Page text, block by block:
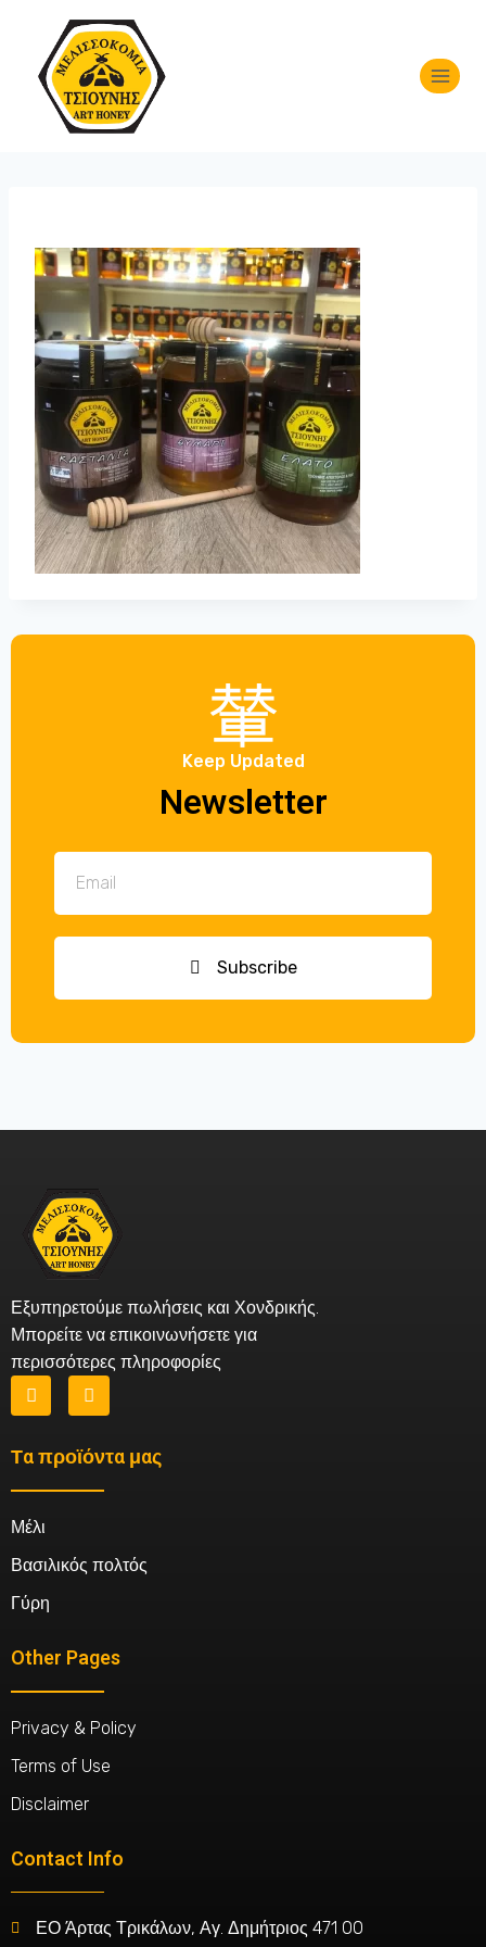
Keep Updated
Newsletter
Subscribe
Εξυπηρετούμε πωλήσεις και Χονδρικής.
Μπορείτε να επικοινωνήσετε για
περισσότερες πληροφορίες
Τα προϊόντα μας
Μέλι
Βασιλικός πολτός
Γύρη
Other Pages
Privacy & Policy
Terms of Use
Disclaimer
Contact Info
ΕΟ Άρτας Τρικάλων, Αγ. Δημήτριος 471 00